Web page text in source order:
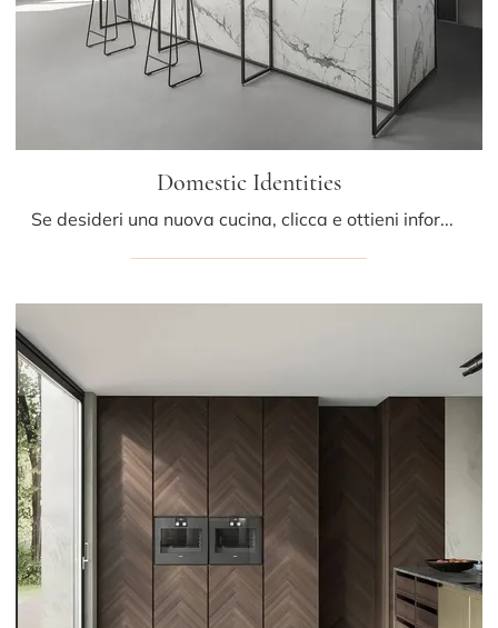
Domestic Identities
Se desideri una nuova cucina, clicca e ottieni informazioni sul modello Domestic Identities Mittel.